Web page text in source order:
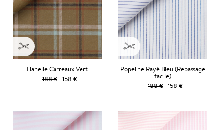
Flanelle Carreaux Vert
188 € 158 €
Popeline Rayé Bleu (Repassage
facile)
188 € 158 €